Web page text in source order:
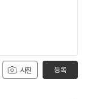
사진 등록